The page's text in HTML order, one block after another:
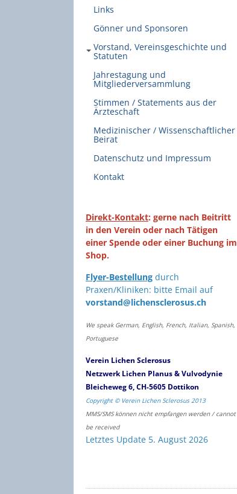
Links
Gönner und Sponsoren
Vorstand, Vereinsgeschichte und
Statuten
Jahrestagung und
Mitgliederversammlung
Stimmen / Statements aus der
Ärzteschaft
Medizinischer / Wissenschaftlicher
Beirat
Datenschutz und Impressum
Kontakt
Direkt-Kontakt: gerne nach Beitritt
in den Verein oder nach Tätigen
einer Spende oder einer Buchung im
Shop.
Flyer-Bestellung durch
Praxen/Kliniken: bitte Email auf
vorstand@lichensclerosus.ch
We speak German, English, French, Italian, Spanish,
Portuguese
Verein Lichen Sclerosus
Netzwerk Lichen Planus & Vulvodynie
Bleicheweg 6, CH-5605 Dottikon
Copyright © Verein Lichen Sclerosus 2013
MMS/SMS können nicht empfangen werden / cannot
be received
Letztes Update 5. August 2026